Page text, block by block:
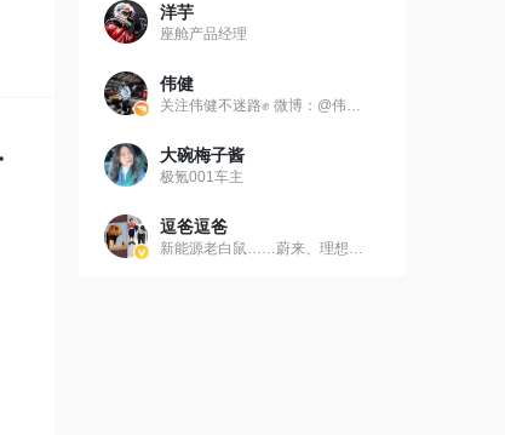
洋芋
座舱产品经理
伟健
关注伟健不迷路✊ 微博：@伟健同学
大碗梅子酱
极氪001车主
逗爸逗爸
新能源老白鼠……蔚来、理想、岚图